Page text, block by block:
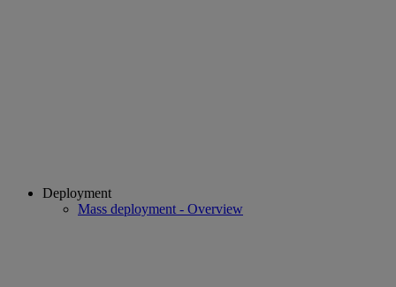
Deployment
Mass deployment - Overview